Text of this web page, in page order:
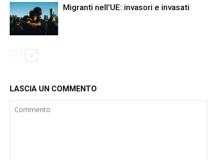
Migranti nell’UE: invasori e invasati
LASCIA UN COMMENTO